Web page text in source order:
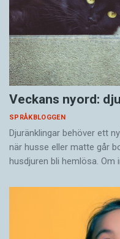
Veckans nyord:
SPRÅKBLOGGEN
Djuränklingar behöver ett
när husse eller matte går
husdjuren bli hemlösa. Om